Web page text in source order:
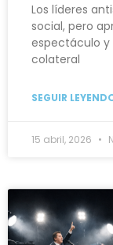
Los líderes
social, pero
espectáculo y
colateral
SEGUIR
15 abril, 2026